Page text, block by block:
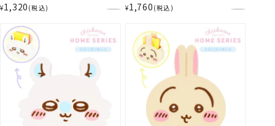
ハチワレ ＞ CW38383
¥1,320 税込 ¥1,760 税込